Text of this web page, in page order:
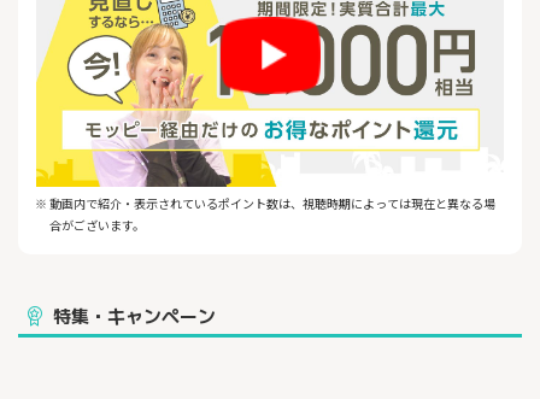
※ 動画内で紹介・表示されているポイント数は、視聴時期によっては現在と異なる場
合がございます。
特集・キャンペーン